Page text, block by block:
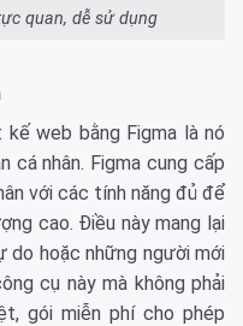
quan, dễ sử dụng
web bằng Figma là nó
cá nhân. Figma cung cấp
với các tính năng đủ để
cao. Điều này mang lại
hoặc những người mới
cụ này mà không phải
gói miễn phí cho phép